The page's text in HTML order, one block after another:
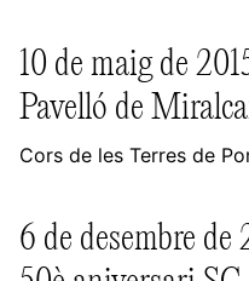
10 de maig de
Pavelló de
Cors de les Terres de
6 de desembre de